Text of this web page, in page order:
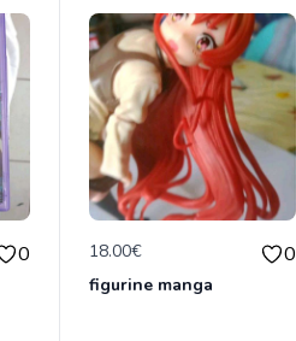
0 18.00€ 0
figurine manga